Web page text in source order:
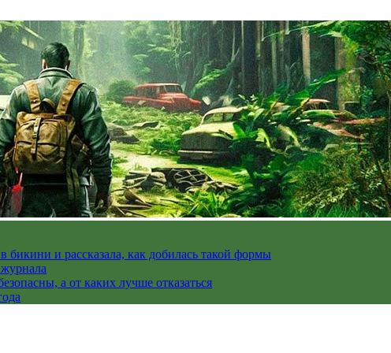
и рассказала, как добилась такой формы
а от каких лучше отказаться